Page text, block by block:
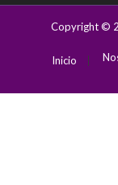
Copyright ©
Inicio